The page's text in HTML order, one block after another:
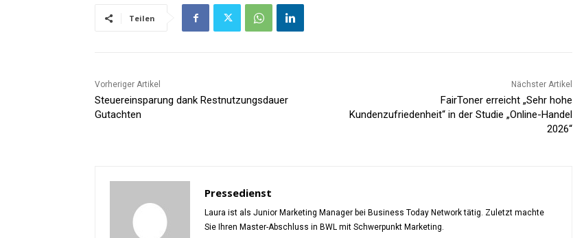
Teilen
Vorheriger Artikel
Steuereinsparung dank Restnutzungsdauer
Gutachten
Nächster Artikel
FairToner erreicht „Sehr hohe
Kundenzufriedenheit“ in der Studie „Online-Handel
2026“
Pressedienst
Laura ist als Junior Marketing Manager bei Business Today Network tätig. Zuletzt machte
Sie Ihren Master-Abschluss in BWL mit Schwerpunkt Marketing.